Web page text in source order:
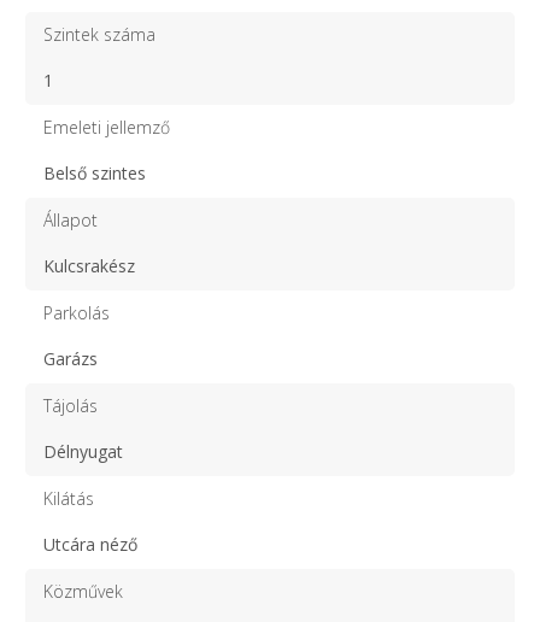
Szintek száma
1
Emeleti jellemző
Belső szintes
Állapot
Kulcsrakész
Parkolás
Garázs
Tájolás
Délnyugat
Kilátás
Utcára néző
Közművek